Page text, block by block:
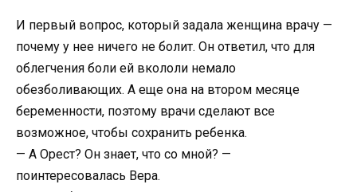
И первый вопрос, который задала женщина врачу —
почему у нее ничего не болит. Он ответил, что для
облегчения боли ей вкололи немало
обезболивающих. А еще она на втором месяце
беременности, поэтому врачи сделают все
возможное, чтобы сохранить ребенка.
— А Орест? Он знает, что со мной? —
поинтересовалась Вера.